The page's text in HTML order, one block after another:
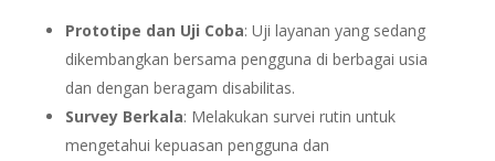
Prototipe dan Uji Coba: Uji layanan yang sedang
dikembangkan bersama pengguna di berbagai usia
dan dengan beragam disabilitas.
Survey Berkala: Melakukan survei rutin untuk
mengetahui kepuasan pengguna dan